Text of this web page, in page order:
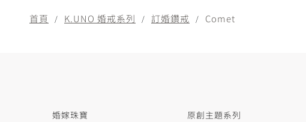
首頁 K.UNO 婚戒系列 訂婚鑽戒 Comet
婚嫁珠寶 原創主題系列